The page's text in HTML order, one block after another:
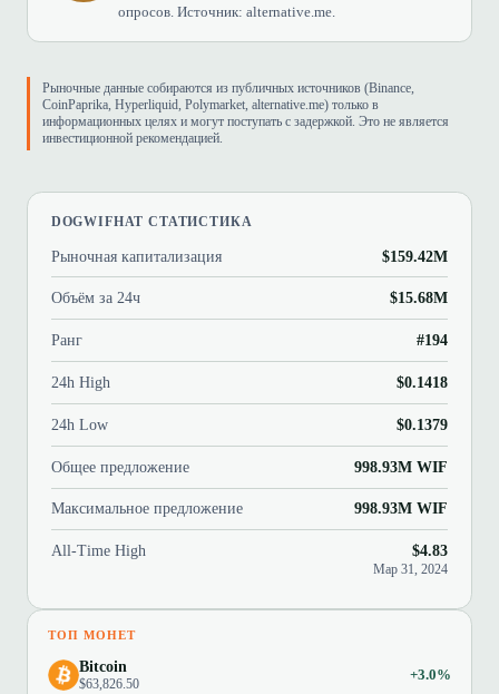
опросов. Источник: alternative.me.
Рыночные данные собираются из публичных источников (Binance,
CoinPaprika, Hyperliquid, Polymarket, alternative.me) только в
информационных целях и могут поступать с задержкой. Это не является
инвестиционной рекомендацией.
DOGWIFHAT СТАТИСТИКА
Рыночная капитализация $159.42M
Объём за 24ч $15.68M
Ранг #194
24h High $0.1418
24h Low $0.1379
Общее предложение 998.93M WIF
Максимальное предложение 998.93M WIF
All-Time High $4.83
Мар 31, 2024
ТОП МОНЕТ
Bitcoin
$63,826.50
+3.0%